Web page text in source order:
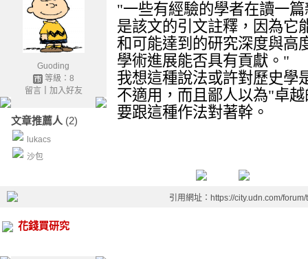
Guoding
等級：8
留言｜ 加入好友
文章推薦人 (2)
lukacs
沙包
"一些有經驗的學者在讀一
是該文的引文註釋，因為它
和可能達到的研究深度與高
學術進展能否具有貢獻。"
我想這種說法或許對歷史學
不適用，而且鄙人以為"卓
要跟這種作法對著幹。
引用網址：https://city.udn.com/
花錢買研究